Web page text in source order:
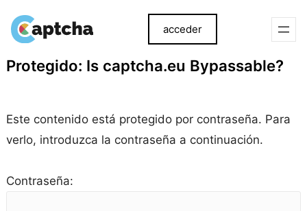
alal
acceder
Protegido: Is captcha.eu Bypassable?
Este contenido está protegido por contraseña. Para
verlo, introduzca la contraseña a continuación.
Contraseña: